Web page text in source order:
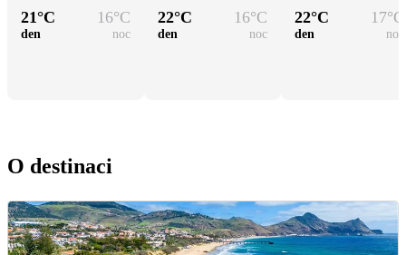
21°C 16°C
den noc
22°C 16°C
den noc
22°C 17°C
den noc
O destinaci